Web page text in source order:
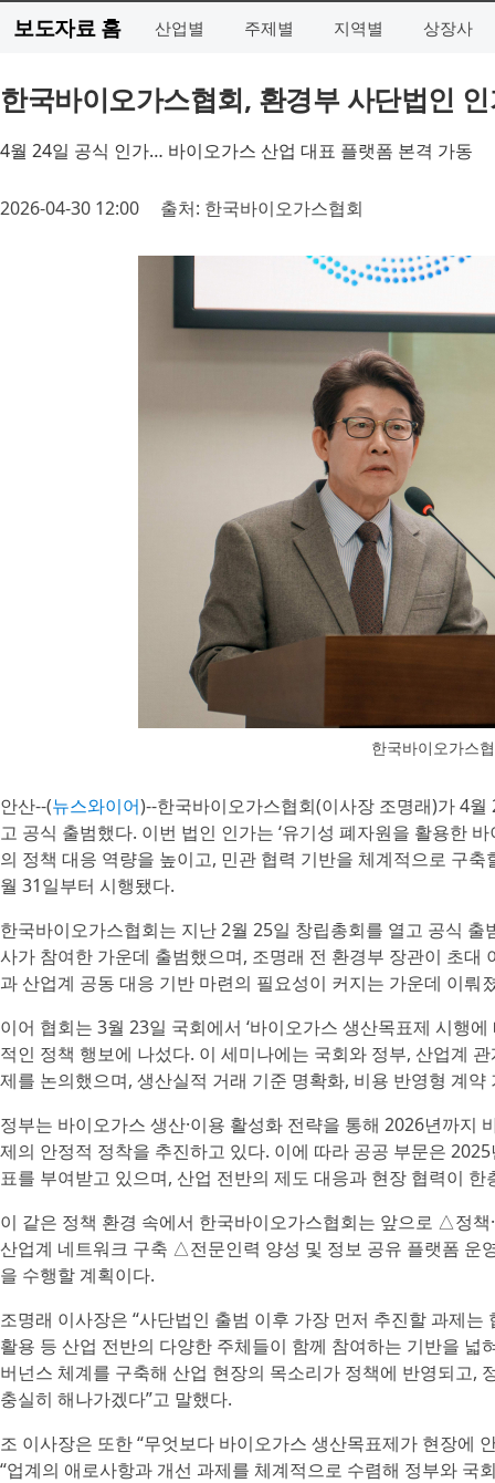
보도자료 홈 산업별 주제별 지역별 상장사
한국바이오가스협회, 환경부 사단법인
4월 24일 공식 인가… 바이오가스 산업 대표 플랫폼 본격 가동
2026-04-30 12:00 출처: 한국바이오가스협회
한국바이오가스
안산--(뉴스와이어)--한국바이오가스협회(이사장 조명래)가 4
고 공식 출범했다. 이번 법인 인가는 ‘유기성 폐자원을 활용한
의 정책 대응 역량을 높이고, 민관 협력 기반을 체계적으로 구
월 31일부터 시행됐다.
한국바이오가스협회는 지난 2월 25일 창립총회를 열고 공식
사가 참여한 가운데 출범했으며, 조명래 전 환경부 장관이 초
과 산업계 공동 대응 기반 마련의 필요성이 커지는 가운데 이뤄
이어 협회는 3월 23일 국회에서 ‘바이오가스 생산목표제 시행
적인 정책 행보에 나섰다. 이 세미나에는 국회와 정부, 산업계
제를 논의했으며, 생산실적 거래 기준 명확화, 비용 반영형 계
정부는 바이오가스 생산·이용 활성화 전략을 통해 2026년까
제의 안정적 정착을 추진하고 있다. 이에 따라 공공 부문은
표를 부여받고 있으며, 산업 전반의 제도 대응과 현장 협력이 한
이 같은 정책 환경 속에서 한국바이오가스협회는 앞으로 △정
산업계 네트워크 구축 △전문인력 양성 및 정보 공유 플랫폼 운
을 수행할 계획이다.
조명래 이사장은 “사단법인 출범 이후 가장 먼저 추진할 과제는
활용 등 산업 전반의 다양한 주체들이 함께 참여하는 기반을
버넌스 체계를 구축해 산업 현장의 목소리가 정책에 반영되고,
충실히 해나가겠다”고 말했다.
조 이사장은 또한 “무엇보다 바이오가스 생산목표제가 현장에
“업계의 애로사항과 개선 과제를 체계적으로 수렴해 정부와